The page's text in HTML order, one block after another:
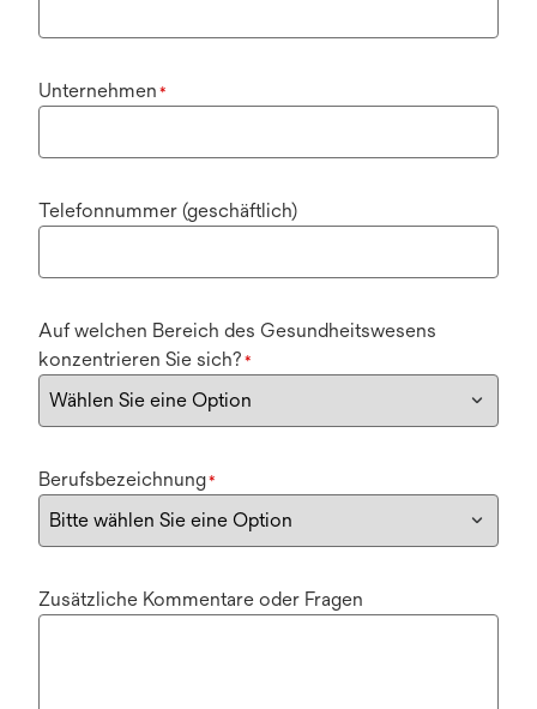
Unternehmen *
Telefonnummer (geschäftlich)
Auf welchen Bereich des Gesundheitswesens
konzentrieren Sie sich? *
Berufsbezeichnung*
Zusätzliche Kommentare oder Fragen